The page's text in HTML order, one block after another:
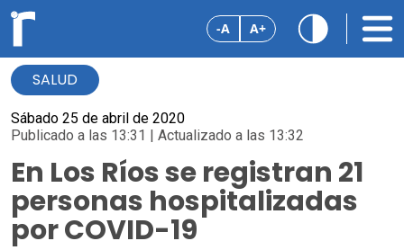
-A A+
SALUD
Sábado 25 de abril de 2020
Publicado a las 13:31 | Actualizado a las 13:32
En Los Ríos se registran 21
personas hospitalizadas
por COVID-19